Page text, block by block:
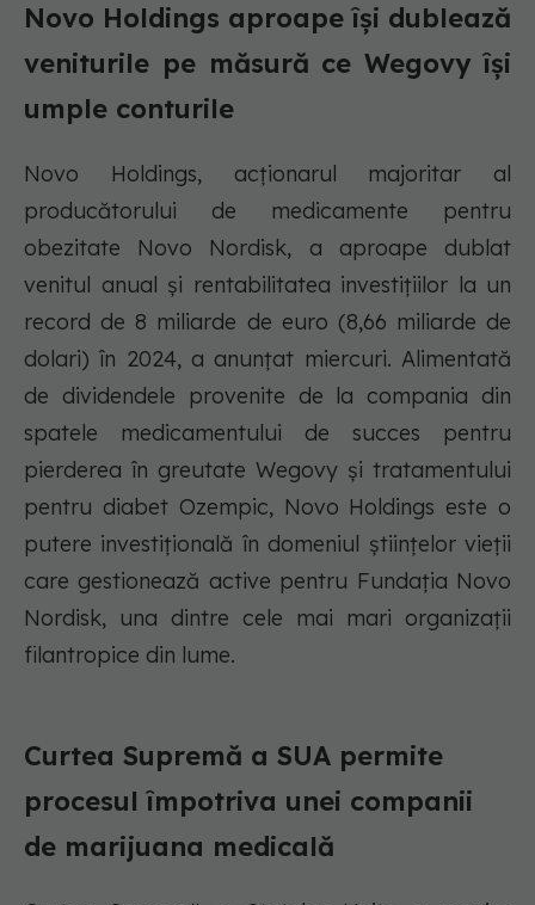
Novo Holdings aproape își dublează
veniturile pe măsură ce Wegovy își
umple conturile
Novo Holdings, acționarul majoritar al
producătorului de medicamente pentru
obezitate Novo Nordisk, a aproape dublat
venitul anual și rentabilitatea investițiilor la un
record de 8 miliarde de euro (8,66 miliarde de
dolari) în 2024, a anunțat miercuri. Alimentată
de dividendele provenite de la compania din
spatele medicamentului de succes pentru
pierderea în greutate Wegovy și tratamentului
pentru diabet Ozempic, Novo Holdings este o
putere investițională în domeniul științelor vieții
care gestionează active pentru Fundația Novo
Nordisk, una dintre cele mai mari organizații
filantropice din lume.
Curtea Supremă a SUA permite
procesul împotriva unei companii
de marijuana medicală